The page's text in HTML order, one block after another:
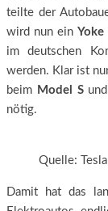
teilte der
wird nun einYoke
im deutschen
werden. Klar ist
beim Model Sund
nötig.
Quelle: Tesla
Damit hat das